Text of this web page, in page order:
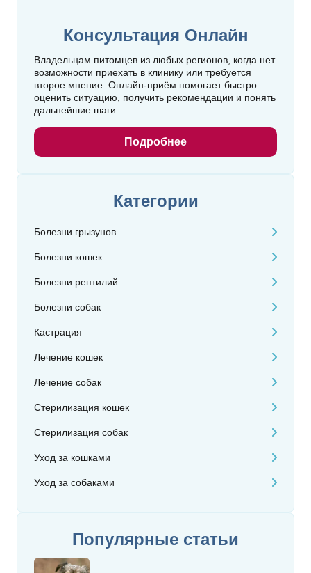
Консультация Онлайн
Владельцам питомцев из любых регионов, когда нет
возможности приехать в клинику или требуется
второе мнение. Онлайн‑приём помогает быстро
оценить ситуацию, получить рекомендации и понять
дальнейшие шаги.
Подробнее
Категории
Болезни грызунов
Болезни кошек
Болезни рептилий
Болезни собак
Кастрация
Лечение кошек
Лечение собак
Стерилизация кошек
Стерилизация собак
Уход за кошками
Уход за собаками
Популярные статьи